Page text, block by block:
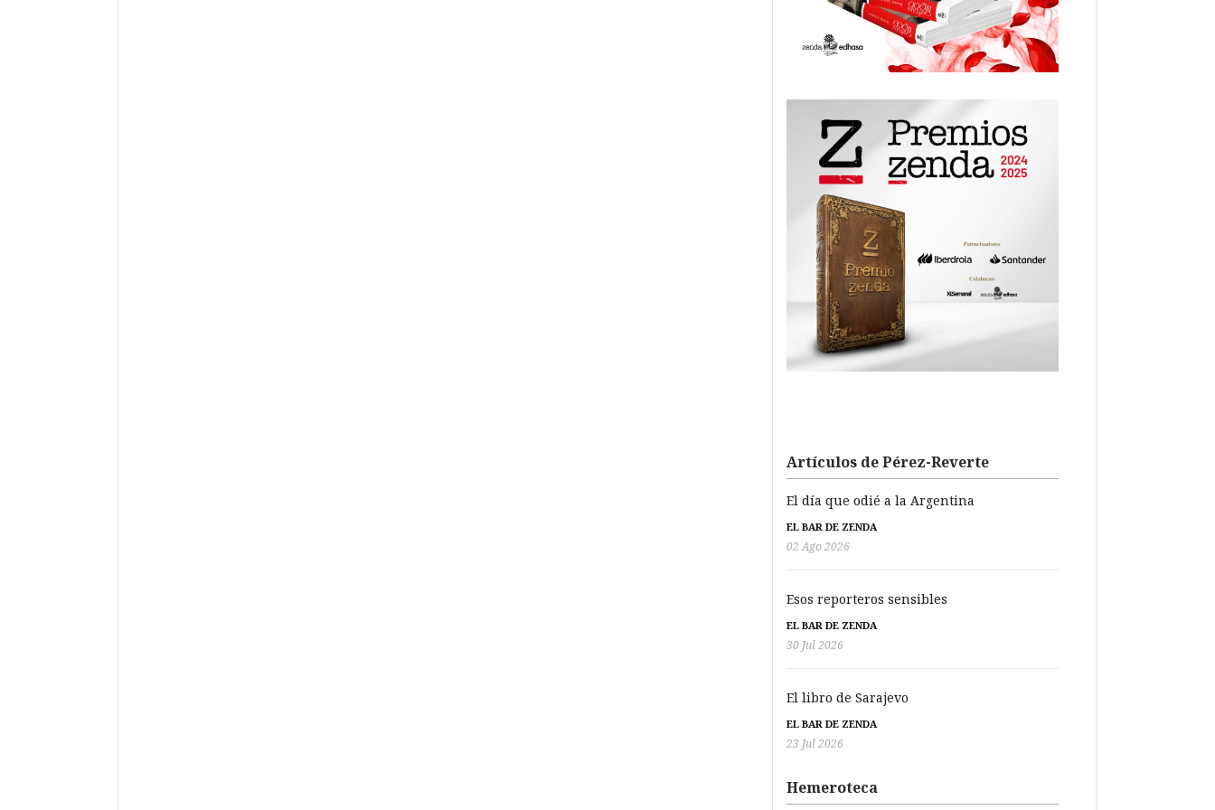
Artículos de Pérez-Reverte
El día que odié a la Argentina
EL BAR DE ZENDA
02 Ago 2026
Esos reporteros sensibles
EL BAR DE ZENDA
30 Jul 2026
El libro de Sarajevo
EL BAR DE ZENDA
23 Jul 2026
Hemeroteca